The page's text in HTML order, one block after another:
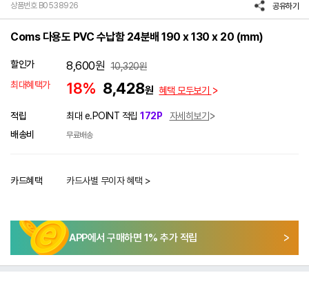
상품번호 B0538926 공유하기
Coms 다용도 PVC 수납함 24분배 190 x 130 x 20 (mm)
할인가 8,600원 10,320원
최대혜택가
18% 8,428원 혜택 모두보기
적립 최대 e.POINT 적립 172P
자세히보기
배송비
무료배송
카드혜택 카드사별 무이자 혜택 >
APP에서 구매하면 1% 추가 적립